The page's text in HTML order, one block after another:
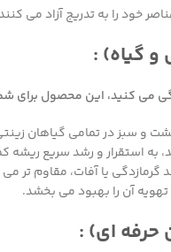
خود را به تدریج آزاد می
و گیاه) :
می کنید، این محصول برای
و سبز در تمامی گیاهان
به استقرار و رشد سریع
یا آفات، مقاوم تر
آن را بهبود می بخشد.
حرفه ای) :